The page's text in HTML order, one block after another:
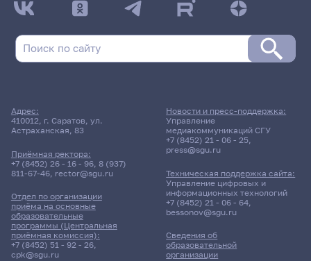
Адрес:
410012, г. Саратов, ул.
Астраханская, 83
Приёмная ректора:
+7 (8452) 26 - 16 - 96, 8 (937)
811-67-46, rector@sgu.ru
Отдел по организации
приёма на основные
образовательные
программы (Центральная
приёмная комиссия):
+7 (8452) 51 - 92 - 26,
cpk@sgu.ru
Сведения об
образовательной
организации
Новости и пресс-поддержка:
Управление
медиакоммуникаций СГУ
+7 (8452) 21 - 06 - 25,
press@sgu.ru
Техническая поддержка сайта:
Управление цифровых и
информационных технологий
+7 (8452) 21 - 06 - 64,
bessonov@sgu.ru